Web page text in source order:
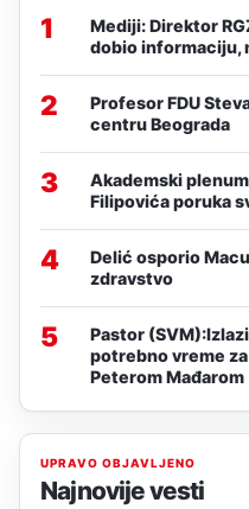
1
Mediji: Direktor
dobio informaciju,
2
Profesor FDU
centru Beograda
3
Akademski
Filipovića poruka
4
Delić osporio
zdravstvo
5
Pastor
potrebno vreme
Peterom Mađarom
UPRAVO OBJAVLJENO
Najnovije vesti